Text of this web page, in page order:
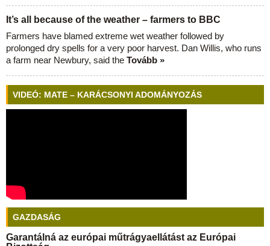
It’s all because of the weather – farmers to BBC
Farmers have blamed extreme wet weather followed by
prolonged dry spells for a very poor harvest. Dan Willis, who runs
a farm near Newbury, said the Tovább »
VIDEÓ: MATE – KARÁCSONYI ADOMÁNYOZÁS
GAZDASÁG
Garantálná az európai műtrágyaellátást az Európai